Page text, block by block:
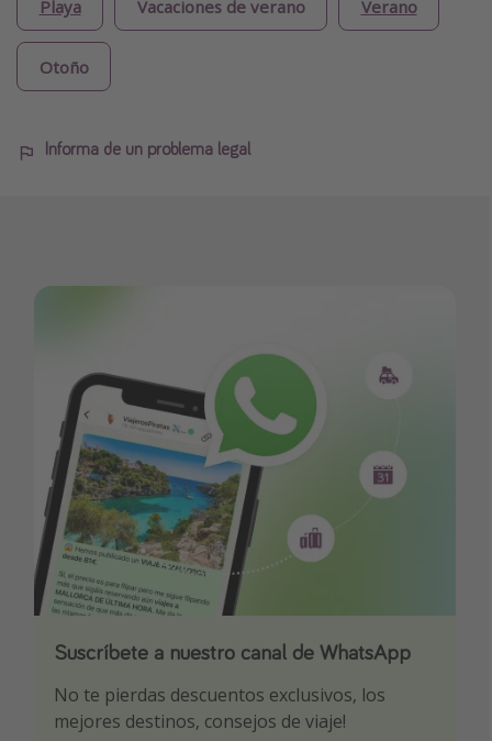
Playa Vacaciones de verano Verano
Otoño
Informa de un problema legal
Suscríbete a nuestro canal de WhatsApp
No te pierdas descuentos exclusivos, los
mejores destinos, consejos de viaje!
Descarga nuestra app
Sé el primero en reservar nuestros chollazos
¡Suscríbete a nuestro canal de Telegram!
¡Recibe las mejores ofertas seleccionadas para
ti por nuestros expertos en viajes